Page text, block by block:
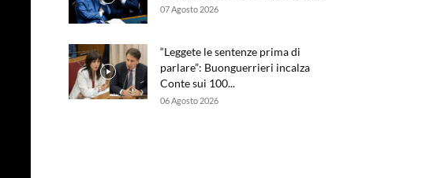
07 Agosto 2026
“Leggete le sentenze prima di
parlare”: Buonguerrieri incalza
Conte sui 100...
06 Agosto 2026